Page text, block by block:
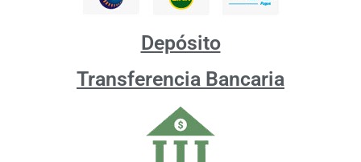
Depósito
Transferencia Bancaria